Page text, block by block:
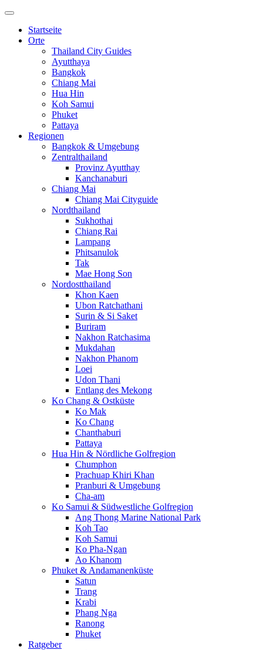
Startseite
Orte
Thailand City Guides
Ayutthaya
Bangkok
Chiang Mai
Hua Hin
Koh Samui
Phuket
Pattaya
Regionen
Bangkok & Umgebung
Zentralthailand
Provinz Ayutthay
Kanchanaburi
Chiang Mai
Chiang Mai Cityguide
Nordthailand
Sukhothai
Chiang Rai
Lampang
Phitsanulok
Tak
Mae Hong Son
Nordostthailand
Khon Kaen
Ubon Ratchathani
Surin & Si Saket
Buriram
Nakhon Ratchasima
Mukdahan
Nakhon Phanom
Loei
Udon Thani
Entlang des Mekong
Ko Chang & Ostküste
Ko Mak
Ko Chang
Chanthaburi
Pattaya
Hua Hin & Nördliche Golfregion
Chumphon
Prachuap Khiri Khan
Pranburi & Umgebung
Cha-am
Ko Samui & Südwestliche Golfregion
Ang Thong Marine National Park
Koh Tao
Koh Samui
Ko Pha-Ngan
Ao Khanom
Phuket & Andamanenküste
Satun
Trang
Krabi
Phang Nga
Ranong
Phuket
Ratgeber